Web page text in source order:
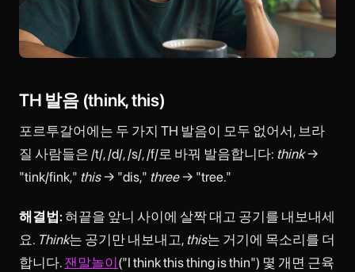
TH 발음 (think, this)
포르투갈어에는 두 가지 TH 발음이 모두 없어서, 브라
질 사람들은 /t/, /d/, /s/, /f/로 바꿔 발음합니다: think→
"tink/fink," this→ "dis," three→ "tree."
해결법: 혀끝을 앞니 사이에 살짝 대고 공기를 내보내세
요. Think는 공기만 내보내고, this는 거기에 목소리를 더
합니다. 잰말놀이 ("I think this thing is thin") 몇 개면 근육